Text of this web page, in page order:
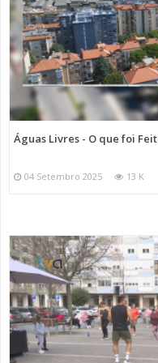
Águas Livres - O que foi
04 Setembro 2025 13 K